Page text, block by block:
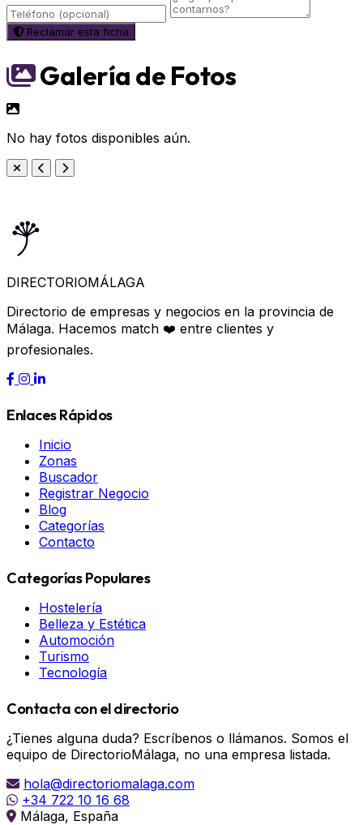
Reclamar esta ficha
Galería de Fotos
No hay fotos disponibles aún.
DIRECTORIOMÁLAGA
Directorio de empresas y negocios en la provincia de
Málaga. Hacemos match ❤️ entre clientes y
profesionales.
Enlaces Rápidos
Inicio
Zonas
Buscador
Registrar Negocio
Blog
Categorías
Contacto
Categorías Populares
Hostelería
Belleza y Estética
Automoción
Turismo
Tecnología
Contacta con el directorio
¿Tienes alguna duda? Escríbenos o llámanos. Somos el
equipo de DirectorioMálaga, no una empresa listada.
hola@directoriomalaga.com
+34 722 10 16 68
Málaga, España